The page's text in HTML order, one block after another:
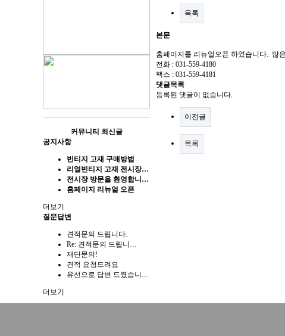
커뮤니티 최신글
공지사항
빈티지 고재 구매방법
리얼빈티지 고재 전시장…
전시장 방문을 환영합니…
홈페이지 리뉴얼 오픈
더보기
질문답변
견적문의 드립니다.
Re: 견적문의 드립니…
재단문의!
견적 요청드려요
유선으로 답변 드렸습니…
더보기
목록
본문
홈페이지를 리뉴얼오픈 하였습니다. 많
전화 : 031-559-4180
팩스 : 031-559-4181
댓글목록
등록된 댓글이 없습니다.
이전글
목록